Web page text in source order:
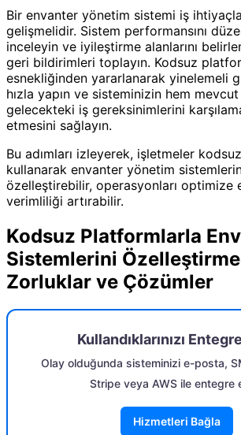
Bir envanter yönetim sistemi iş
gelişmelidir. Sistem performansını
inceleyin ve iyileştirme alanlarını
geri bildirimleri toplayın. Kodsuz
esnekliğinden yararlanarak yinelemeli
hızla yapın ve sisteminizin hem
gelecekteki iş gereksinimlerini
etmesini sağlayın.
Bu adımları izleyerek, işletmeler
kullanarak envanter yönetim
özelleştirebilir, operasyonları optimize
verimliliği artırabilir.
Kodsuz Platformlarla
Sistemlerini
Zorluklar ve Çözümler
Kullandıklarınızı
Olay olduğunda sisteminizi e-posta,
Stripe veya AWS ile entegre
Hizmetleri Bağla